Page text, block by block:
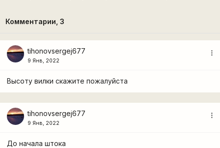
Комментарии, 3
tihonovsergej677
9 Янв, 2022
more_vert
Высоту вилки скажите пожалуйста
tihonovsergej677
9 Янв, 2022
more_vert
До начала штока